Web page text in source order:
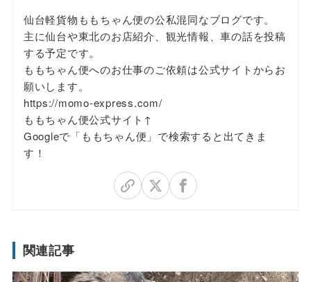
仙台軽貨物ももちゃん便の公私混同なブログです。
主に仙台や東北のお店紹介、観光情報、車の話を投稿
する予定です。
ももちゃん便へのお仕事のご依頼は公式サイトからお
願いします。
https://momo-express.com/
ももちゃん便公式サイト↑
Googleで「ももちゃん便」で検索すると出てきま
す！
関連記事